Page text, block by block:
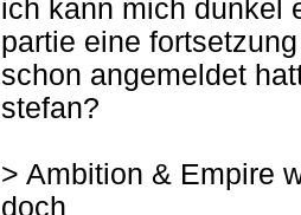
ich kann mich dunkel
partie eine
schon angemeldet
stefan?
> Ambition & Empire
doch